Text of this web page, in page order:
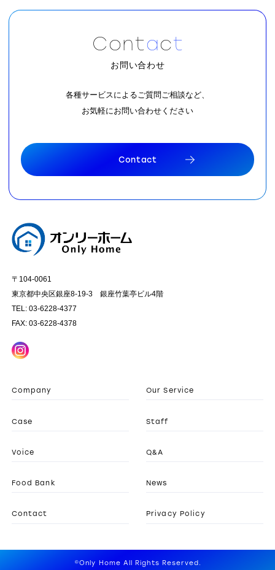
Contact
お問い合わせ
各種サービスによるご質問ご相談など、
お気軽にお問い合わせください
Contact
〒104-0061
東京都中央区銀座8-19-3 銀座竹葉亭ビル4階
TEL: 03-6228-4377
FAX: 03-6228-4378
Company Our Service
Case Staff
Voice Q&A
Food Bank News
Contact Privacy Policy
©Only Home All Rights Reserved.